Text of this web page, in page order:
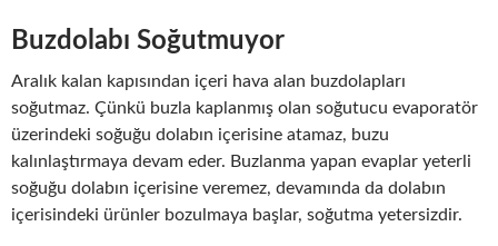
Buzdolabı Soğutmuyor
Aralık kalan kapısından içeri hava alan buzdolapları
soğutmaz. Çünkü buzla kaplanmış olan soğutucu evaporatör
üzerindeki soğuğu dolabın içerisine atamaz, buzu
kalınlaştırmaya devam eder. Buzlanma yapan evaplar yeterli
soğuğu dolabın içerisine veremez, devamında da dolabın
içerisindeki ürünler bozulmaya başlar, soğutma yetersizdir.